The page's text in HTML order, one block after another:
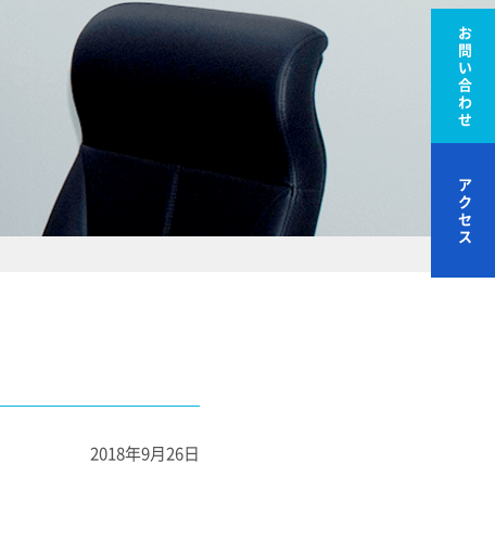
お
問
い
合
わ
せ
ア
ク
セ
ス
2018年9月26日